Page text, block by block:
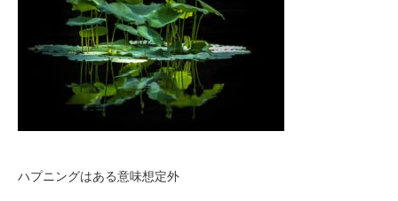
ハプニングはある意味想定外